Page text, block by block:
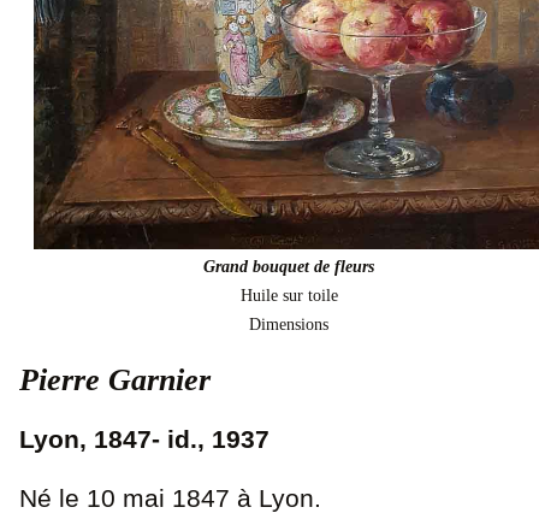
Grand bouquet de fleurs
Huile sur toile
Dimensions
Pierre Garnier
Lyon, 1847- id., 1937
Né le 10 mai 1847 à Lyon.